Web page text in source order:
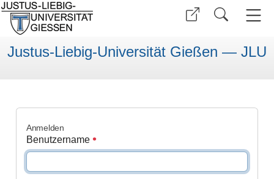
Justus-Liebig-Universität Gießen — JLU
Anmelden
Benutzername